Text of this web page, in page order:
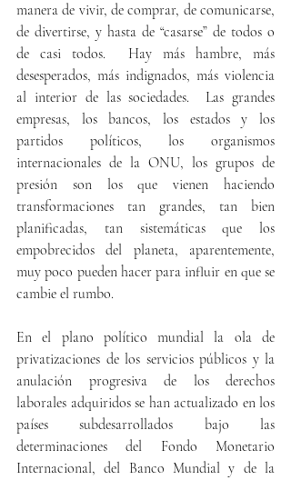
manera de vivir, de comprar, de comunicarse,
de divertirse, y hasta de “casarse” de todos o
de casi todos.  Hay más hambre, más
desesperados, más indignados, más violencia
al interior de las sociedades.  Las grandes
empresas, los bancos, los estados y los
partidos políticos, los organismos
internacionales de la ONU, los grupos de
presión son los que vienen haciendo
transformaciones tan grandes, tan bien
planificadas, tan sistemáticas que los
empobrecidos del planeta, aparentemente,
muy poco pueden hacer para influir en que se
cambie el rumbo.
En el plano político mundial la ola de
privatizaciones de los servicios públicos y la
anulación progresiva de los derechos
laborales adquiridos se han actualizado en los
países subdesarrollados bajo las
determinaciones del Fondo Monetario
Internacional, del Banco Mundial y de la